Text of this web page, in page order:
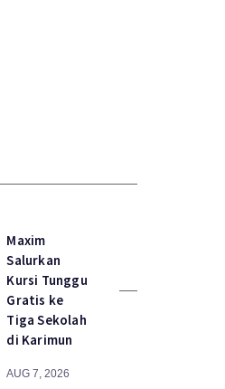
Maxim
Salurkan
Kursi Tunggu
Gratis ke
Tiga Sekolah
di Karimun
AUG 7, 2026